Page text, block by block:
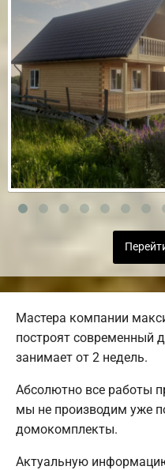
Мастера компании
построят современный
занимает от 2 недель.
Абсолютно все работы
мы не производим уже
домокомплекты.
Актуальную